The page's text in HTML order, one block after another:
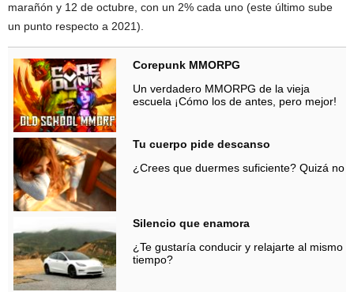
marañón y 12 de octubre, con un 2% cada uno (este último sube
un punto respecto a 2021).
Corepunk MMORPG
Un verdadero MMORPG de la vieja
escuela ¡Cómo los de antes, pero mejor!
Tu cuerpo pide descanso
¿Crees que duermes suficiente? Quizá no
Silencio que enamora
¿Te gustaría conducir y relajarte al mismo
tiempo?